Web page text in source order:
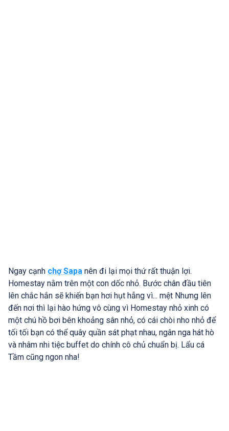
Ngay cạnh chợ Sapa nên đi lại mọi thứ rất thuận lợi.
Homestay nằm trên một con dốc nhỏ. Bước chân đầu tiên
lên chắc hắn sẽ khiến bạn hơi hụt hẫng vì... mệt Nhưng lên
đến nơi thì lại hào hứng vô cùng vì Homestay nhỏ xinh có
một chú hồ bơi bên khoảng sân nhỏ, có cái chòi nho nhỏ để
tối tối bạn có thể quây quần sát phạt nhau, ngân nga hát hò
và nhâm nhi tiệc buffet do chính cô chủ chuẩn bị. Lẩu cá
Tầm cũng ngon nha!